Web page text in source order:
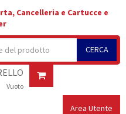
Cancelleria e Cartucce e
CERCA
Vuoto
Area Utente